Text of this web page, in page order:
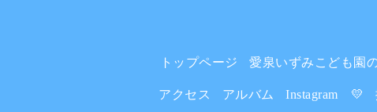
トップページ 愛泉いずみこども園
アクセス アルバム Instagram 💛